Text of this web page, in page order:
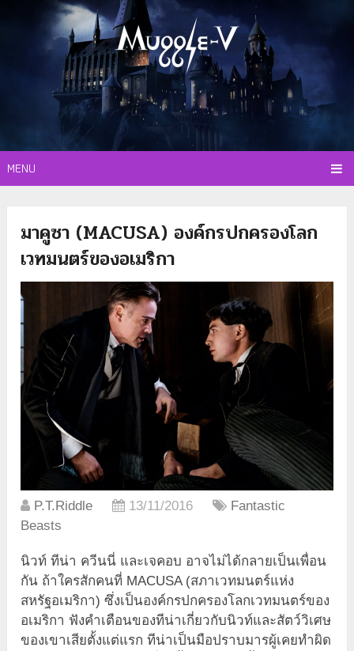
MENU
มาคูซา (MACUSA) องค์กรปกครองโลก
เวทมนตร์ของอเมริกา
P.T.Riddle 13/11/2016
Fantastic
Beasts
นิวท์ ทีน่า ควีนนี่ และเจคอบ อาจไม่ได้กลายเป็นเพื่อน
กัน ถ้าใครสักคนที่ MACUSA (สภาเวทมนตร์แห่ง
สหรัฐอเมริกา) ซึ่งเป็นองค์กรปกครองโลกเวทมนตร์ของ
อเมริกา ฟังคำเตือนของทีน่าเกี่ยวกับนิวท์และสัตว์วิเศษ
ของเขาเสียตั้งแต่แรก ทีน่าเป็นมือปราบมารผู้เคยทำผิด